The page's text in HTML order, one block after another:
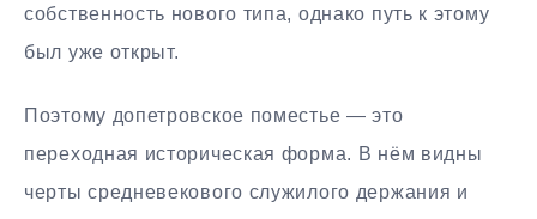
собственность нового типа, однако путь к этому
был уже открыт.
Поэтому допетровское поместье — это
переходная историческая форма. В нём видны
черты средневекового служилого держания и